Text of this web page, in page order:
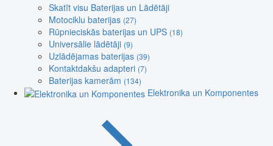
Skatīt visu Baterijas un Lādētāji
Motociklu baterijas (27)
Rūpnieciskās baterijas un UPS (18)
Universālie lādētāji (9)
Uzlādējamas baterijas (39)
Kontaktdakšu adapteri (7)
Baterijas kamerām (134)
Elektronika un Komponentes